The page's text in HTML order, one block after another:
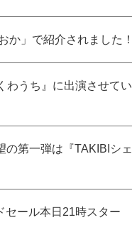
か」で紹介されました！
わうち』に出演させてい
第一弾は『TAKIBIシェ
セール本日21時スター